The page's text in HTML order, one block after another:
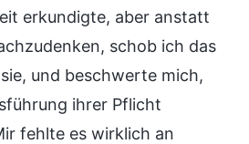
erkundigte, aber anstatt
schob ich das
und beschwerte mich,
ihrer Pflicht
fehlte es wirklich an